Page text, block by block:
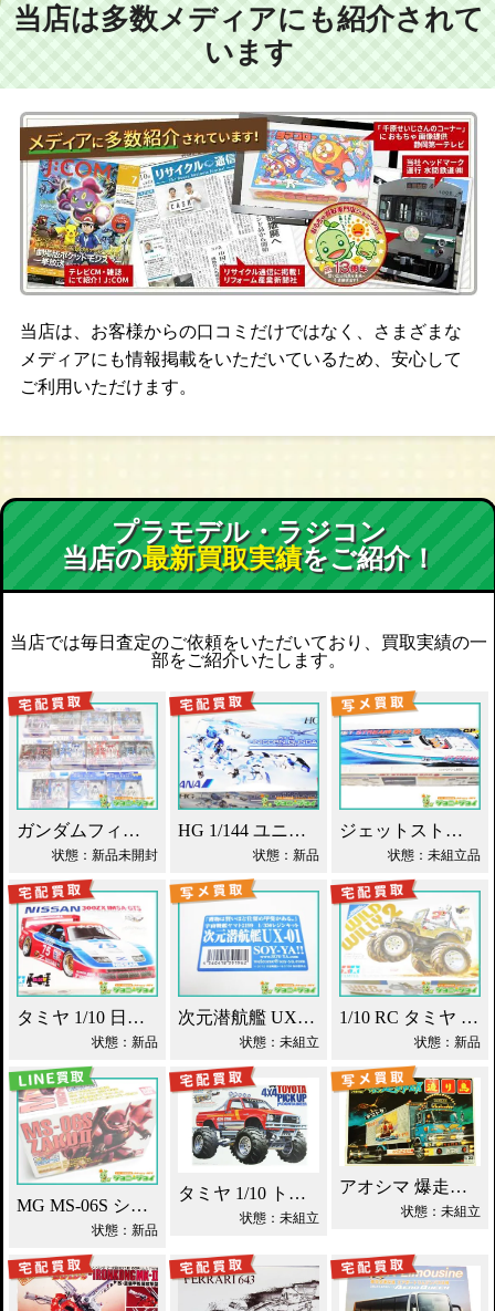
当店は多数メディアにも紹介されて
います
当店は、お客様からの口コミだけではなく、さまざまな
メディアにも情報掲載をいただいているため、安心して
ご利用いただけます。
プラモデル・ラジコン
当店の最新買取実績をご紹介！
当店では毎日査定のご依頼をいただいており、買取実績の一
部をご紹介いたします。
ガンダムフィックスフィギュレーション GFF おまとめ買取！
状態：新品未開封
HG 1/144 ユニコーンガンダム ANAオリジナルカラー買取！
状態：新品
ジェットストリーム 800S 京商 レーシングボート買取！
状態：未組立品
タミヤ 1/10 日産 300ZX IMSA・GTS ラジコン買取！
状態：新品
次元潜航艦 UX-01 レジンキット 1/350 宇宙戦艦ヤマト2199買取！
状態：未組立
1/10 RC タミヤ ワイルドウイリー2 買取！
状態：新品
MG MS-06S シャア専用ザク エクストラフィニッシュ買取！
状態：新品
タミヤ 1/10 トヨタ マウンテンライダー 買取！
状態：未組立
アオシマ 爆走野郎渡り鳥 デコトラ買取！
状態：未組立